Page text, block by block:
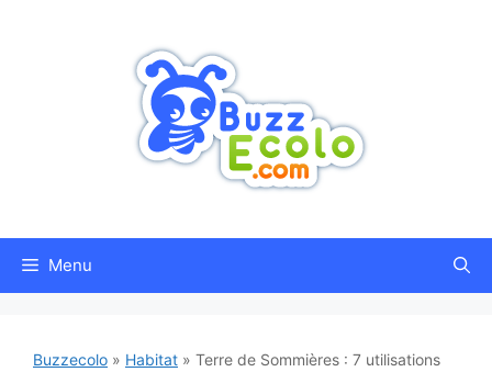
Menu
Buzzecolo » Habitat » Terre de Sommières : 7 utilisations